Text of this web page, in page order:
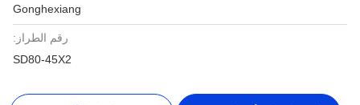
Gonghexiang
رقم الطراز:
SD80-45X2